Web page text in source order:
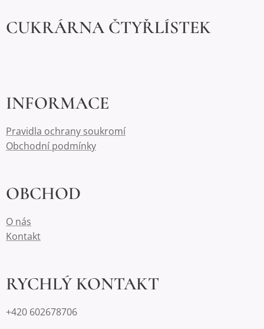
CUKRÁRNA ČTYŘLÍSTEK
INFORMACE
Pravidla ochrany soukromí
Obchodní podmínky
OBCHOD
O nás
Kontakt
RYCHLÝ KONTAKT
+420 602678706